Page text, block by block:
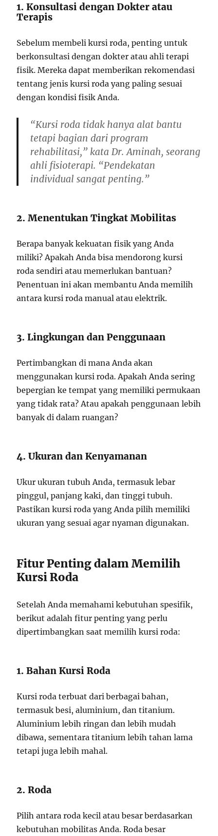
1. Konsultasi dengan Dokter atau
Terapis
Sebelum membeli kursi roda, penting untuk
berkonsultasi dengan dokter atau ahli terapi
fisik. Mereka dapat memberikan rekomendasi
tentang jenis kursi roda yang paling sesuai
dengan kondisi fisik Anda.
“Kursi roda tidak hanya alat bantu
tetapi bagian dari program
rehabilitasi,” kata Dr. Aminah, seorang
ahli fisioterapi. “Pendekatan
individual sangat penting.”
2. Menentukan Tingkat Mobilitas
Berapa banyak kekuatan fisik yang Anda
miliki? Apakah Anda bisa mendorong kursi
roda sendiri atau memerlukan bantuan?
Penentuan ini akan membantu Anda memilih
antara kursi roda manual atau elektrik.
3. Lingkungan dan Penggunaan
Pertimbangkan di mana Anda akan
menggunakan kursi roda. Apakah Anda sering
bepergian ke tempat yang memiliki permukaan
yang tidak rata? Atau apakah penggunaan lebih
banyak di dalam ruangan?
4. Ukuran dan Kenyamanan
Ukur ukuran tubuh Anda, termasuk lebar
pinggul, panjang kaki, dan tinggi tubuh.
Pastikan kursi roda yang Anda pilih memiliki
ukuran yang sesuai agar nyaman digunakan.
Fitur Penting dalam Memilih
Kursi Roda
Setelah Anda memahami kebutuhan spesifik,
berikut adalah fitur penting yang perlu
dipertimbangkan saat memilih kursi roda:
1. Bahan Kursi Roda
Kursi roda terbuat dari berbagai bahan,
termasuk besi, aluminium, dan titanium.
Aluminium lebih ringan dan lebih mudah
dibawa, sementara titanium lebih tahan lama
tetapi juga lebih mahal.
2. Roda
Pilih antara roda kecil atau besar berdasarkan
kebutuhan mobilitas Anda. Roda besar